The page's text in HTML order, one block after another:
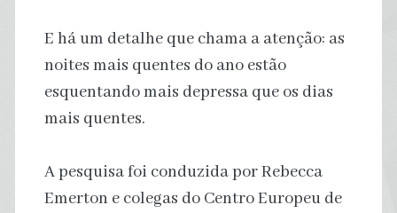
E há um detalhe que chama a atenção: as
noites mais quentes do ano estão
esquentando mais depressa que os dias
mais quentes.
A pesquisa foi conduzida por Rebecca
Emerton e colegas do Centro Europeu de